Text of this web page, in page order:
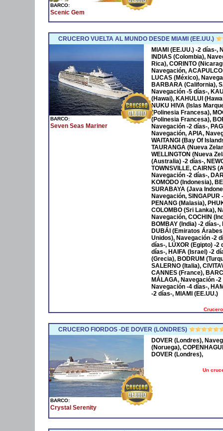
BARCO:
Scenic Gem
CRUCERO VUELTA AL MUNDO DESDE MIAMI (EE.UU.)
BARCO:
Seven Seas Mariner
MIAMI (EE.UU.) -2 días-,
INDIAS (Colombia),
Rica), CORINTO
Navegación,
LUCAS (México),
BARBARA (California),
Navegación -5 días-,
(Hawai), KAHULUI
NUKU HIVA (Islas
(Polinesia Francesa),
(Polinesia Francesa),
Navegación -2 días-,
Navegación, APIA,
WAITANGI (Bay Of
TAURANGA (Nueva
WELLINGTON (Nueva
(Australia) -2 días-,
TOWNSVILLE, CAIRNS
Navegación -2 días-,
KOMODO (Indonesia),
SURABAYA (Java
Navegación, SINGAPUR
PENANG (Malasia),
COLOMBO (Sri Lanka),
Navegación, COCHIN
BOMBAY (India) -2 días-
DUBÁI (Emiratos
Unidos), Navegación -2
días-, LÚXOR (Egipto) -
días-, HAIFA (Israel) -2
(Grecia), BODRUM
SALERNO (Italia),
CANNES (France),
MÁLAGA, Navegación -
Navegación -4 días-,
-2 días-, MIAMI (EE.UU.)
CRUCERO FIORDOS -DE DOVER (LONDRES)
BARCO:
Crystal Serenity
DOVER (Londres),
(Noruega),
DOVER (Londres),
Un